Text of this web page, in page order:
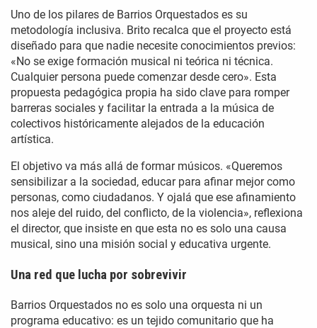
Uno de los pilares de Barrios Orquestados es su
metodología inclusiva. Brito recalca que el proyecto está
diseñado para que nadie necesite conocimientos previos:
«No se exige formación musical ni teórica ni técnica.
Cualquier persona puede comenzar desde cero». Esta
propuesta pedagógica propia ha sido clave para romper
barreras sociales y facilitar la entrada a la música de
colectivos históricamente alejados de la educación
artística.
El objetivo va más allá de formar músicos. «Queremos
sensibilizar a la sociedad, educar para afinar mejor como
personas, como ciudadanos. Y ojalá que ese afinamiento
nos aleje del ruido, del conflicto, de la violencia», reflexiona
el director, que insiste en que esta no es solo una causa
musical, sino una misión social y educativa urgente.
Una red que lucha por sobrevivir
Barrios Orquestados no es solo una orquesta ni un
programa educativo: es un tejido comunitario que ha